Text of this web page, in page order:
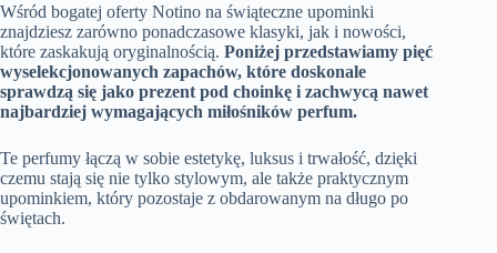
Wśród bogatej oferty Notino na świąteczne upominki
znajdziesz zarówno ponadczasowe klasyki, jak i nowości,
które zaskakują oryginalnością. Poniżej przedstawiamy pięć
wyselekcjonowanych zapachów, które doskonale
sprawdzą się jako prezent pod choinkę i zachwycą nawet
najbardziej wymagających miłośników perfum.
Te perfumy łączą w sobie estetykę, luksus i trwałość, dzięki
czemu stają się nie tylko stylowym, ale także praktycznym
upominkiem, który pozostaje z obdarowanym na długo po
świętach.